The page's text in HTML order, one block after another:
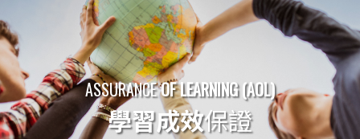
ASSURANCEOF LEARNING (AOL)
學習成效保證